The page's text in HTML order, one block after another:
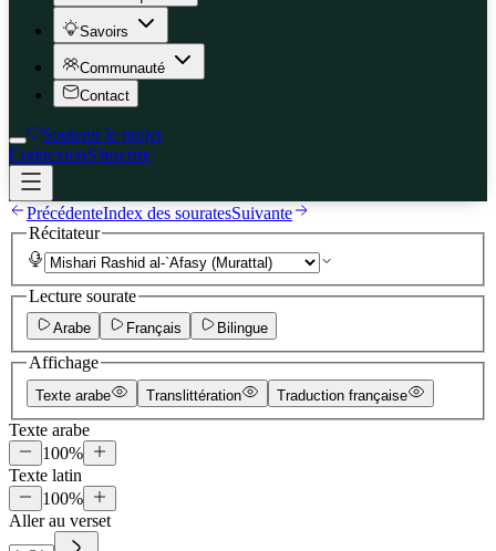
Savoirs
Communauté
Contact
Soutenir le projet
ConnexionS'inscrire
PrécédenteIndex des souratesSuivante
Récitateur
Lecture sourate
Arabe Français Bilingue
Affichage
Texte arabe Translittération Traduction française
Texte arabe
100%
Texte latin
100%
Aller au verset